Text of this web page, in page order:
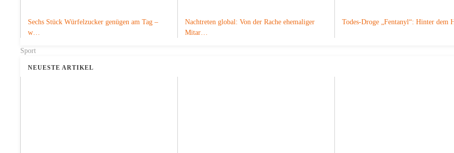
Sechs Stück Würfelzucker genügen am Tag –
w…
Nachtreten global: Von der Rache ehemaliger
Mitar…
Todes-Droge „Fentanyl“: Hinter dem
Sport
NEUESTE ARTIKEL